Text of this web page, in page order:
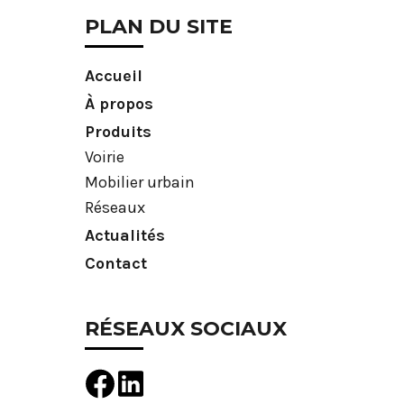
PLAN DU SITE
Accueil
À propos
Produits
Voirie
Mobilier urbain
Réseaux
Actualités
Contact
RÉSEAUX SOCIAUX